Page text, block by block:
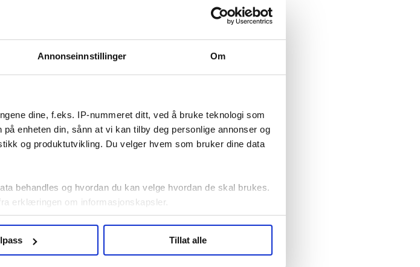
Annonseinnstillinger Om
dine, f.eks. IP-nummeret ditt, ved å bruke teknologi som
enheten din, sånn at vi kan tilby deg personlige annonser og
og produktutvikling. Du velger hvem som bruker dine data
behandles og hvordan du kan velge hvordan de skal brukes.
erklæringen om informasjonskapsler.
tilpassede annonser og utarbeide statistikk.
Tillat alle
fra det private
Innovasjon
krig i starten, sa